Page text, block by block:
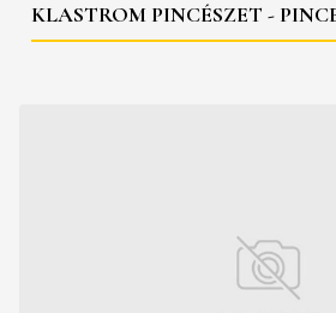
KLASTROM PINCÉSZET -